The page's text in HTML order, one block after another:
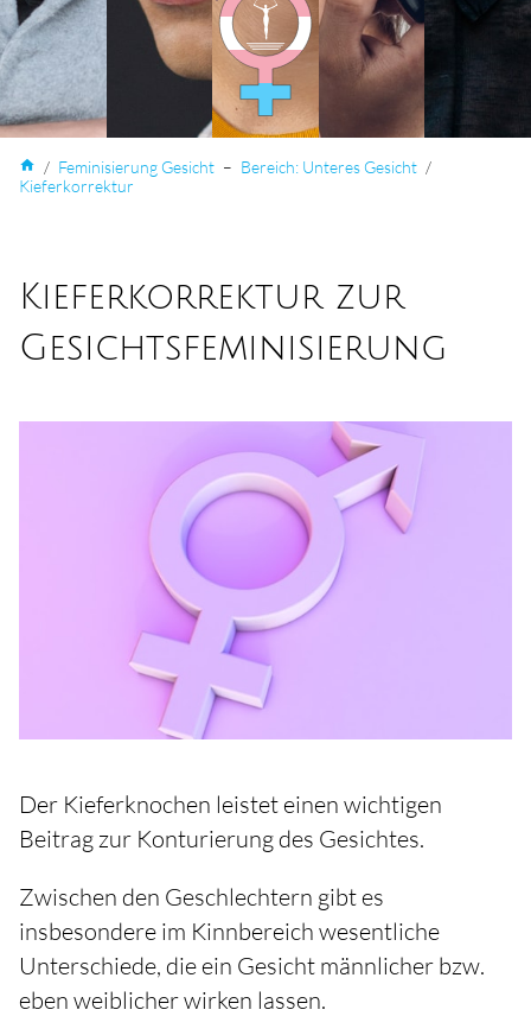
home / Femini­sierung Gesicht – Bereich: Unteres Gesicht /
Kiefer­korrektur
Kieferkorrektur zur
Gesichtsfeminisierung
Der Kieferknochen leistet einen wichtigen
Beitrag zur Konturierung des Gesichtes.
Zwischen den Geschlechtern gibt es
insbesondere im Kinnbereich wesentliche
Unterschiede, die ein Gesicht männlicher bzw.
eben weiblicher wirken lassen.